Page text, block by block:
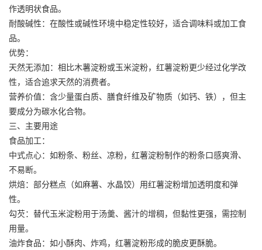
作透明状食品。
耐酸碱性：在酸性或碱性环境中稳定性较好，适合调味料或加工食
品。
优势：
天然无添加：相比木薯淀粉或玉米淀粉，红薯淀粉更少经过化学改
性，适合追求天然的消费者。
营养价值：含少量蛋白质、膳食纤维及矿物质（如钙、铁），但主
要成分为碳水化合物。
三、主要用途
食品加工：
中式点心：如粉条、粉丝、凉粉，红薯淀粉制作的粉条口感爽滑、
不易断。
烘焙：部分糕点（如麻薯、水晶饺）用红薯淀粉增加透明度和弹
性。
勾芡：替代玉米淀粉用于汤羹、酱汁的增稠，但黏性更强，需控制
用量。
油炸食品：如小酥肉、炸鸡，红薯淀粉形成的脆皮更酥脆。